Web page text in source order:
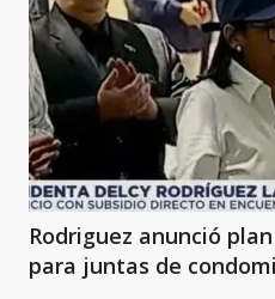
Rodriguez anunció
para juntas de